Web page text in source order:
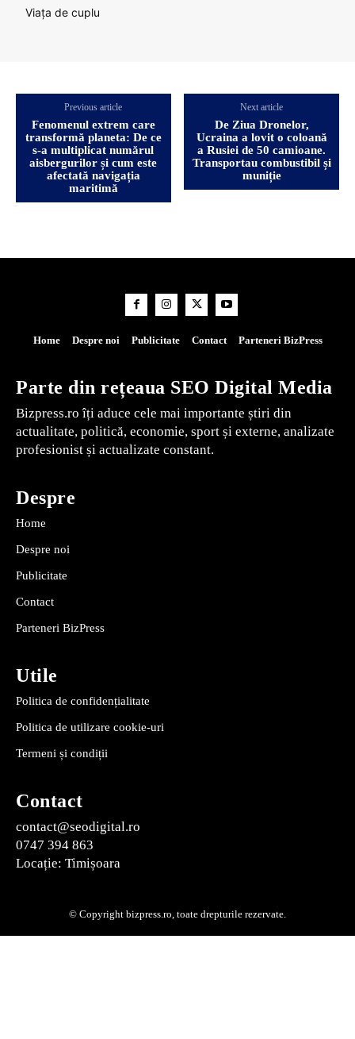
Viața de cuplu
Previous article
Fenomenul extrem care
transformă planeta: De ce
s-a multiplicat numărul
aisbergurilor și cum este
afectată navigația
maritimă
Next article
De Ziua Dronelor,
Ucraina a lovit o coloană
a Rusiei de 50 camioane.
Transportau combustibil și
muniție
Home Despre noi Publicitate Contact Parteneri BizPress
Parte din rețeaua SEO Digital Media
Bizpress.ro îți aduce cele mai importante știri din
actualitate, politică, economie, sport și externe, analizate
profesionist și actualizate constant.
Despre
Home
Despre noi
Publicitate
Contact
Parteneri BizPress
Utile
Politica de confidențialitate
Politica de utilizare cookie-uri
Termeni și condiții
Contact
contact@seodigital.ro
0747 394 863
Locație: Timișoara
© Copyright bizpress.ro, toate drepturile rezervate.